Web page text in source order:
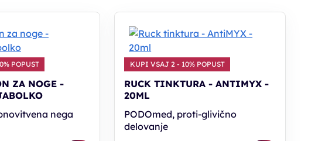
POPUST
ZA NOGE -
nega
KUPI VSAJ 2 - 10% POPUST
RUCK TINKTURA - ANTIMYX -
20ML
PODOmed, proti-glivično
delovanje